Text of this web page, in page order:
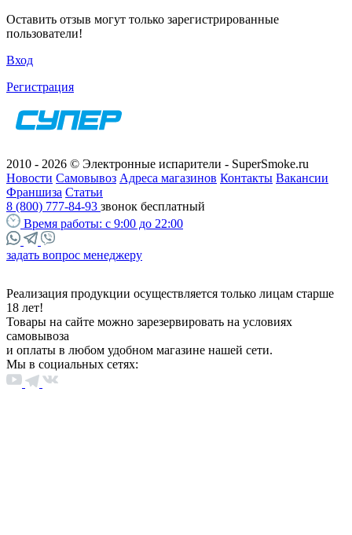
Оставить отзыв могут только зарегистрированные
пользователи!
Вход
Регистрация
2010 - 2026 © Электронные испарители - SuperSmoke.ru
Новости Самовывоз Адреса магазинов Контакты Вакансии
Франшиза Статьи
8 (800) 777-84-93 звонок бесплатный
Время работы: с 9:00 до 22:00
задать вопрос менеджеру
Реализация продукции осуществляется только лицам старше
18 лет!
Товары на сайте можно зарезервировать на условиях
самовывоза
и оплаты в любом удобном магазине нашей сети.
Мы в социальных сетях: